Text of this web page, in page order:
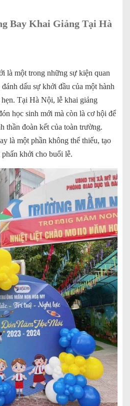
Bay Khai Giảng Tại Hà
là một trong những sự kiện quan
dấu sự khởi đầu của một hành
Tại Hà Nội, lễ khai giảng
học sinh mới mà còn là cơ hội để
thần đoàn kết của toàn trường.
là một phần không thể thiếu, tạo
khởi cho buổi lễ.